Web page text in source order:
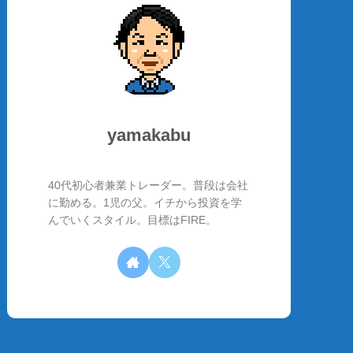
yamakabu
40代初心者兼業トレーダー。普段は会社
に勤める。1児の父。イチから投資を学
んでいくスタイル。目標はFIRE。